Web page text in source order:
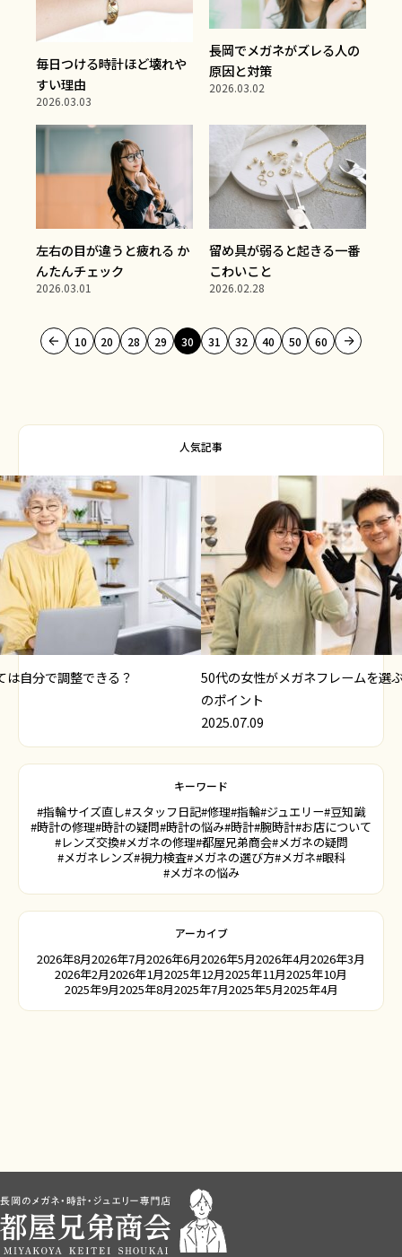
毎日つける時計ほど壊れや
すい理由
2026.03.03
長岡でメガネがズレる人の
原因と対策
2026.03.02
左右の目が違うと疲れる か
んたんチェック
2026.03.01
留め具が弱ると起きる一番
こわいこと
2026.02.28
10 20 28 29 30 31 32 40 50 60
人気記事
は自分で調整できる？
50代の女性がメガネフレームを選
のポイント
2025.07.09
キーワード
#指輪サイズ直し#スタッフ日記#修理#指輪#ジュエリー#豆知識
#時計の修理#時計の疑問#時計の悩み#時計#腕時計#お店について
#レンズ交換#メガネの修理#都屋兄弟商会#メガネの疑問
#メガネレンズ#視力検査#メガネの選び方#メガネ#眼科
#メガネの悩み
アーカイブ
2026年8月2026年7月2026年6月2026年5月2026年4月2026年3月
2026年2月2026年1月2025年12月2025年11月2025年10月
2025年9月2025年8月2025年7月2025年5月2025年4月